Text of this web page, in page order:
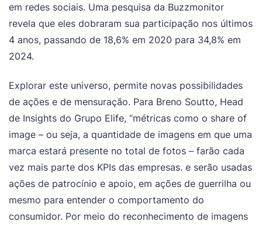
em redes sociais. Uma pesquisa da Buzzmonitor
revela que eles dobraram sua participação nos últimos
4 anos, passando de 18,6% em 2020 para 34,8% em
2024.
Explorar este universo, permite novas possibilidades
de ações e de mensuração. Para Breno Soutto, Head
de Insights do Grupo Elife, “métricas como o share of
image – ou seja, a quantidade de imagens em que uma
marca estará presente no total de fotos – farão cada
vez mais parte dos KPIs das empresas. e serão usadas
ações de patrocínio e apoio, em ações de guerrilha ou
mesmo para entender o comportamento do
consumidor. Por meio do reconhecimento de imagens